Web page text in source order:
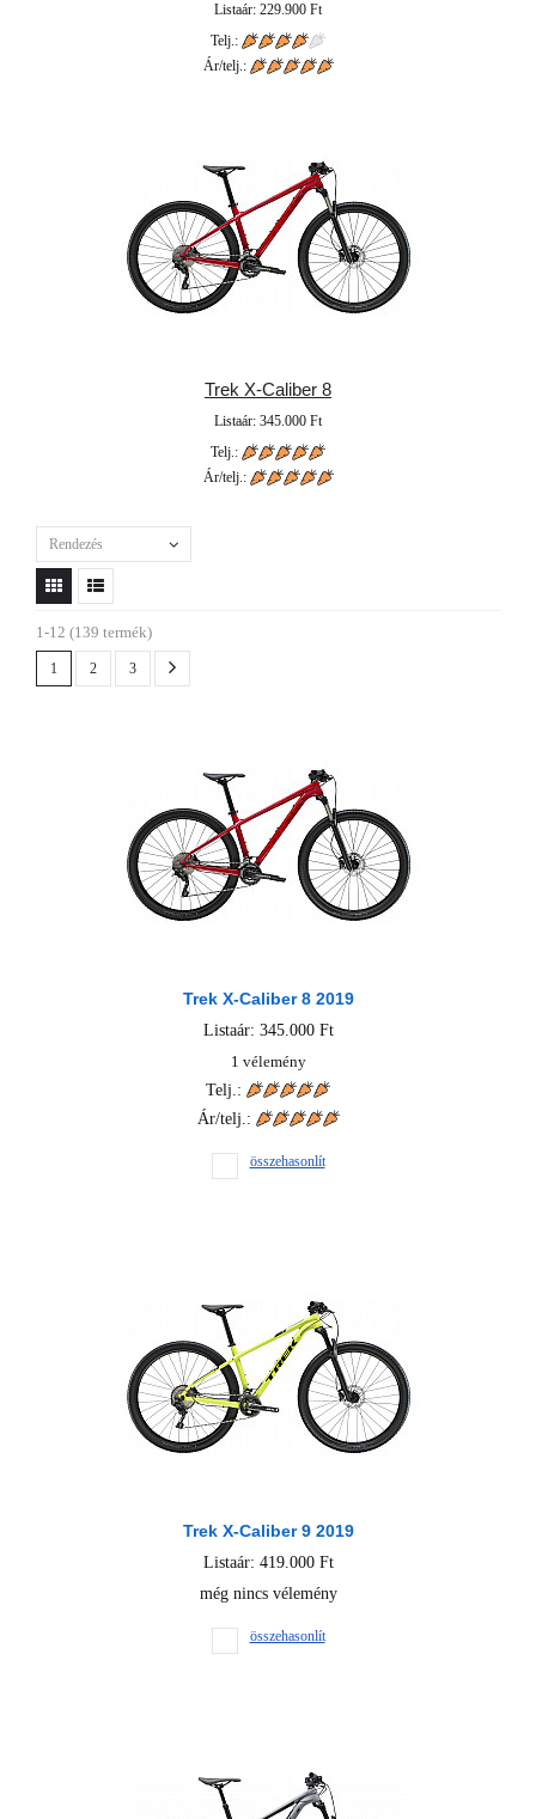
Listaár: 229.900 Ft
Telj.:
Ár/telj.:
Trek X-Caliber 8
Listaár: 345.000 Ft
Telj.:
Ár/telj.:
Rendezés
1-12 (139 termék)
1 2 3
Trek X-Caliber 8 2019
Listaár: 345.000 Ft
1 vélemény
Telj.:
Ár/telj.:
összehasonlít
Trek X-Caliber 9 2019
Listaár: 419.000 Ft
még nincs vélemény
összehasonlít